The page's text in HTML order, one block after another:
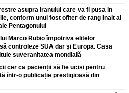
asupra Iranului care va fi pusa in
conform unui fost ofiter de rang inalt al
Pentagonului
Marco Rubio împotriva elitelor
controleze SUA dar și Europa. Casa
suveranitatea mondială
cer ca pacienții să fie uciși pentru
într-o publicație prestigioasă din